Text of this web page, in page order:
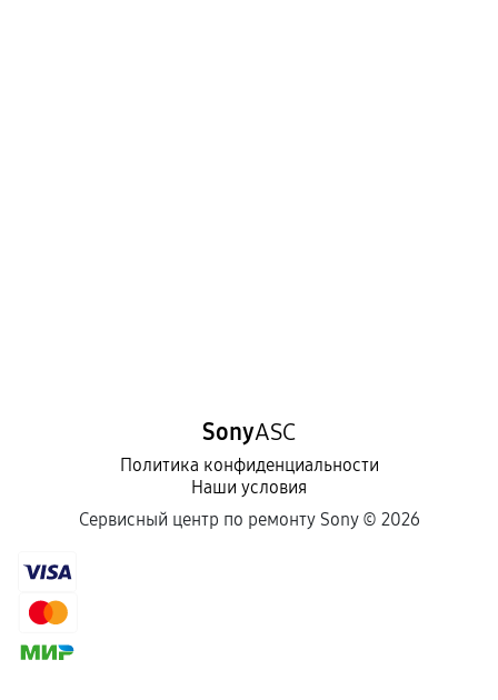
SonyASC
Политика конфиденциальности
Наши условия
Сервисный центр по ремонту Sony © 2026